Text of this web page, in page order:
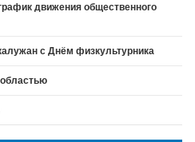
движения общественного
с Днём физкультурника